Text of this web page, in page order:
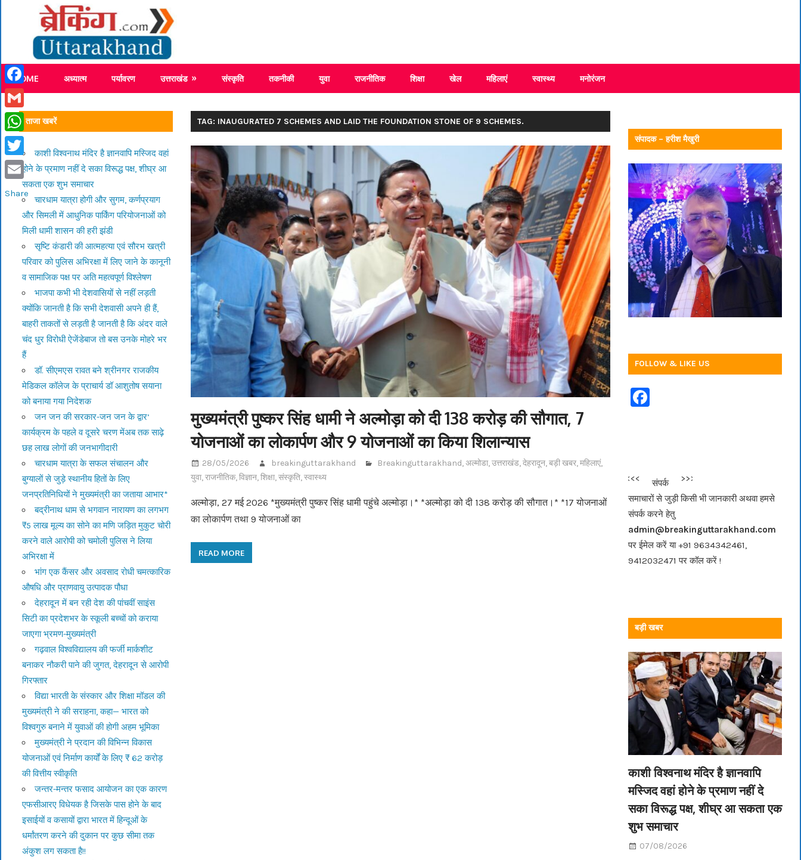
content
Breaking News Uttarakhand
HOME अध्यात्म पर्यावरण उत्तराखंड संस्कृति तकनीकी युवा राजनीतिक शिक्षा खेल महिलाएं स्वास्थ्य मनोरंजन
TAG: INAUGURATED 7 SCHEMES AND LAID THE FOUNDATION STONE OF 9 SCHEMES.
मुख्यमंत्री पुष्कर सिंह धामी ने अल्मोड़ा को दी 138 करोड़ की सौगात, 7
योजनाओं का लोकार्पण और 9 योजनाओं का किया शिलान्यास
28/05/2026 breakinguttarakhand Breakinguttarakhand,अल्मोडा,उत्तराखंड,देहरादून,बड़ी खबर,महिलाएं,
युवा,राजनीतिक,विज्ञान,शिक्षा,संस्कृति,स्वास्थ्य
अल्मोड़ा, 27 मई 2026 *मुख्यमंत्री पुष्कर सिंह धामी पहुंचे अल्मोड़ा।* *अल्मोड़ा को दी 138 करोड़ की सौगात।* *17 योजनाओं
का लोकार्पण तथा 9 योजनाओं का
READ MORE
ताजा खबरें
काशी विश्वनाथ मंदिर है ज्ञानवापि मस्जिद वहां
होने के प्रमाण नहीं दे सका विरूद्ध पक्ष, शीघ्र आ
सकता एक शुभ समाचार
चारधाम यात्रा होगी और सुगम, कर्णप्रयाग
और सिमली में आधुनिक पार्किंग परियोजनाओं को
मिली धामी शासन की हरी झंडी
सृष्टि कंडारी की आत्महत्या एवं सौरभ खत्री
परिवार को पुलिस अभिरक्षा में लिए जाने के कानूनी
व सामाजिक पक्ष पर अति महत्वपूर्ण विश्लेषण
भाजपा कभी भी देशवासियों से नहीं लड़ती
क्योंकि जानती है कि सभी देशवासी अपने ही हैं,
बाहरी ताकतों से लड़ती है जानती है कि अंदर वाले
चंद धुर विरोधी ऐजेंडेबाज तो बस उनके मोहरे भर
हैं
डॉ. सीएमएस रावत बने श्रीनगर राजकीय
मेडिकल कॉलेज के प्राचार्य डॉ आशुतोष सयाना
को बनाया गया निदेशक
जन जन की सरकार-जन जन के द्वार’
कार्यक्रम के पहले व दूसरे चरण मेंअब तक साढ़े
छह लाख लोगों की जनभागीदारी
चारधाम यात्रा के सफल संचालन और
बुग्यालों से जुड़े स्थानीय हितों के लिए
जनप्रतिनिधियों ने मुख्यमंत्री का जताया आभार*
बद्रीनाथ धाम से भगवान नारायण का लगभग
₹5 लाख मूल्य का सोने का मणि जड़ित मुकुट चोरी
करने वाले आरोपी को चमोली पुलिस ने लिया
अभिरक्षा में
भांग एक कैंसर और अवसाद रोधी चमत्कारिक
औषधि और प्राणवायु उत्पादक पौधा
देहरादून में बन रही देश की पांचवीं साइंस
सिटी का प्रदेशभर के स्कूली बच्चों को कराया
जाएगा भ्रमण-मुख्यमंत्री
गढ़वाल विश्वविद्यालय की फर्जी मार्कशीट
बनाकर नौकरी पाने की जुगत, देहरादून से आरोपी
गिरफ्तार
विद्या भारती के संस्कार और शिक्षा मॉडल की
मुख्यमंत्री ने की सराहना, कहा— भारत को
विश्वगुरु बनाने में युवाओं की होगी अहम भूमिका
मुख्यमंत्री ने प्रदान की विभिन्न विकास
योजनाओं एवं निर्माण कार्यों के लिए ₹ 62 करोड़
की वित्तीय स्वीकृति
जन्तर-मन्तर फसाद आयोजन का एक कारण
एफसीआरए विधेयक है जिसके पास होने के बाद
इसाईयों व कसायों द्वारा भारत में हिन्दूओं के
धर्मांतरण करने की दुकान पर कुछ सीमा तक
अंकुश लग सकता है!!
संपादक – हरीश मैखुरी
FOLLOW & LIKE US
F
b
o
o
k
<<< संपर्क
>>>
समाचारों से जुड़ी किसी भी जानकारी अथवा हमसे
संपर्क करने हेतु
admin@breakinguttarakhand.com
पर ईमेल करें या +91 9634342461,
9412032471 पर कॉल करें !
बड़ी खबर
काशी विश्वनाथ मंदिर है ज्ञानवापि
मस्जिद वहां होने के प्रमाण नहीं दे
सका विरूद्ध पक्ष, शीघ्र आ सकता एक
शुभ समाचार
07/08/2026
Facebook
Gmail
WhatsApp
Twitter
Email
Share